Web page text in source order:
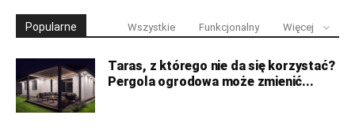
Popularne Wszystkie Funkcjonalny Więcej
Taras, z którego nie da się korzystać?
Pergola ogrodowa może zmienić...